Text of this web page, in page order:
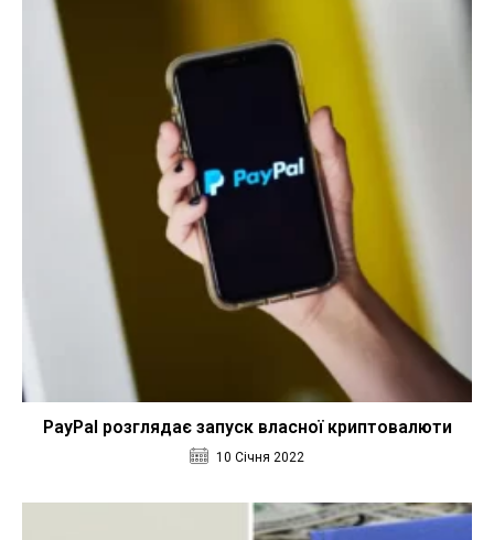
PayPal розглядає запуск власної криптовалюти
10 Січня 2022